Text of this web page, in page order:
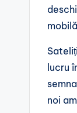
lucru
noi